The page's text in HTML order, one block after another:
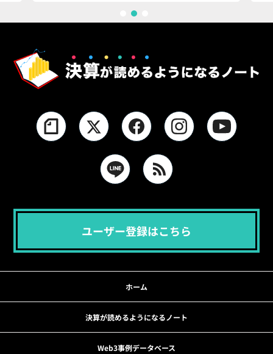
ユーザー登録はこちら
ホーム
決算が読めるようになるノート
Web3事例データベース